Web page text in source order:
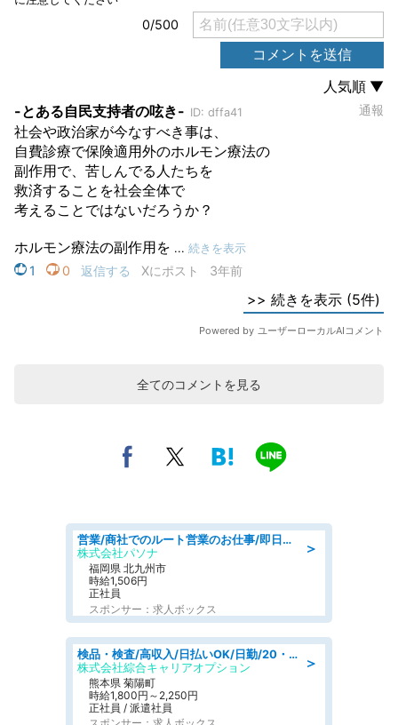
全てのコメントを見る
＞
営業/商社でのルート営業のお仕事/即日勤務可/車通勤可/営業
株式会社パソナ
福岡県 北九州市
時給1,506円
正社員
スポンサー：求人ボックス
＞
検品・検査/高収入/日払いOK/日勤/20・30・40代活躍中/製造 工場
株式会社綜合キャリアオプション
熊本県 菊陽町
時給1,800円～2,250円
正社員 / 派遣社員